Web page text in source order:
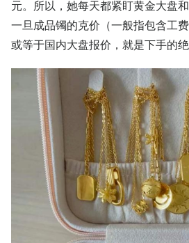
元。所以，她每天都紧盯黄金大盘
一旦成品镯的克价（一般指包含工
或等于国内大盘报价，就是下手的绝